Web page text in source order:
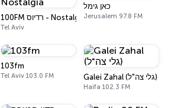
100FM רדיוס - Nostalgia
Tel Aviv
כאן גימל
Jerusalem 97.8 FM
103fm
Tel Aviv 103.0 FM Galei Zahal (גלי צה"ל)
Haifa 102.3 FM